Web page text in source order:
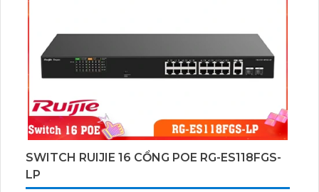
SWITCH RUIJIE 16 CỔNG POE RG-ES118FGS-
LP